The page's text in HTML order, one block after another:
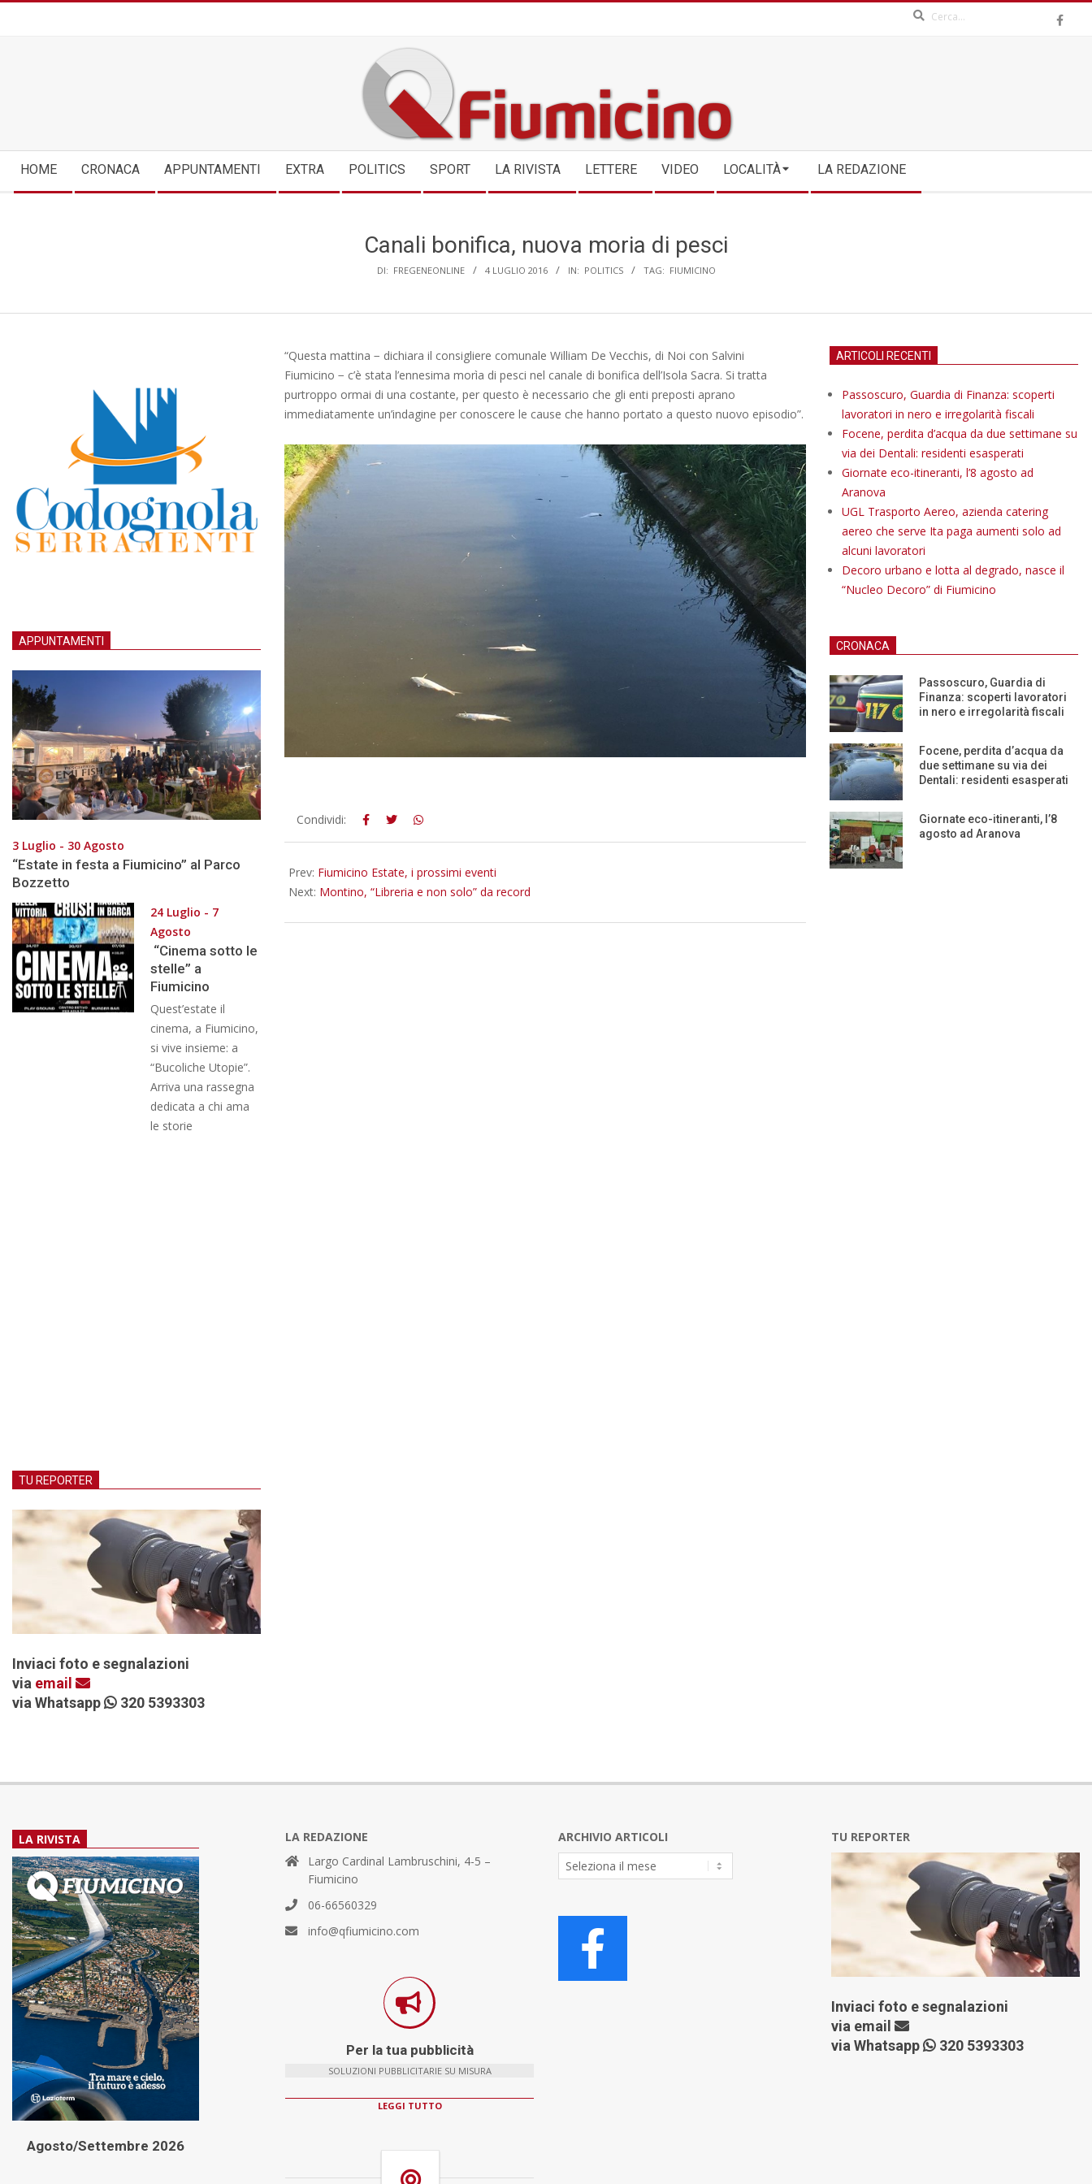
QFIUMICINO.COM
Navigation
Menu
HOME CRONACA APPUNTAMENTI EXTRA POLITICS SPORT LA RIVISTA LETTERE VIDEO LOCALITÀ LA REDAZIONE
Canali bonifica, nuova moria di pesci
DI: FREGENEONLINE 4 LUGLIO 2016 IN: POLITICS TAG: FIUMICINO
“Questa mattina − dichiara il consigliere comunale William De Vecchis, di Noi con Salvini
Fiumicino − c’è stata l’ennesima morìa di pesci nel canale di bonifica dell’Isola Sacra. Si tratta
purtroppo ormai di una costante, per questo è necessario che gli enti preposti aprano
immediatamente un’indagine per conoscere le cause che hanno portato a questo nuovo episodio”.
2016-
07-
Condividi:
Prev: Fiumicino Estate, i prossimi eventi
Next: Montino, “Libreria e non solo” da record
APPUNTAMENTI
3 Luglio - 30 Agosto
“Estate in festa a Fiumicino” al Parco
Bozzetto
24 Luglio - 7
Agosto
“Cinema sotto le
stelle” a
Fiumicino
Quest’estate il
cinema, a Fiumicino,
si vive insieme: a
“Bucoliche Utopie”.
Arriva una rassegna
dedicata a chi ama
le storie
TU REPORTER
Inviaci foto e segnalazioni
via email
via Whatsapp
320 5393303
ARTICOLI RECENTI
Passoscuro, Guardia di Finanza: scoperti
lavoratori in nero e irregolarità fiscali
Focene, perdita d’acqua da due settimane su
via dei Dentali: residenti esasperati
Giornate eco-itineranti, l’8 agosto ad
Aranova
UGL Trasporto Aereo, azienda catering
aereo che serve Ita paga aumenti solo ad
alcuni lavoratori
Decoro urbano e lotta al degrado, nasce il
“Nucleo Decoro” di Fiumicino
CRONACA
Passoscuro, Guardia di
Finanza: scoperti lavoratori
in nero e irregolarità fiscali
Focene, perdita d’acqua da
due settimane su via dei
Dentali: residenti esasperati
Giornate eco-itineranti, l’8
agosto ad Aranova
LA RIVISTA
Agosto/Settembre 2026
LA REDAZIONE
Largo Cardinal Lambruschini, 4-5 –
Fiumicino
06-66560329
info@qfiumicino.com
Per la tua pubblicità
SOLUZIONI PUBBLICITARIE SU MISURA
LEGGI TUTTO
ARCHIVIO ARTICOLI
Archivio
Articoli
TU REPORTER
Inviaci foto e segnalazioni
via email
via Whatsapp
320 5393303